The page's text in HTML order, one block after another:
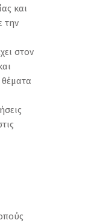
και
την
στον